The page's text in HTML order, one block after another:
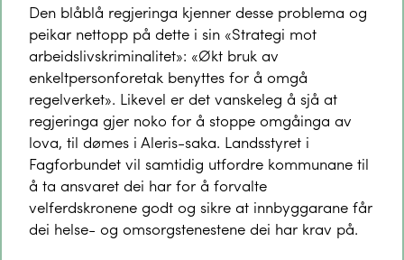
Den blåblå regjeringa kjenner desse problema og
peikar nettopp på dette i sin «Strategi mot
arbeidslivskriminalitet»: «Økt bruk av
enkeltpersonforetak benyttes for å omgå
regelverket». Likevel er det vanskeleg å sjå at
regjeringa gjer noko for å stoppe omgåinga av
lova, til dømes i Aleris-saka. Landsstyret i
Fagforbundet vil samtidig utfordre kommunane til
å ta ansvaret dei har for å forvalte
velferdskronene godt og sikre at innbyggarane får
dei helse- og omsorgstenestene dei har krav på.